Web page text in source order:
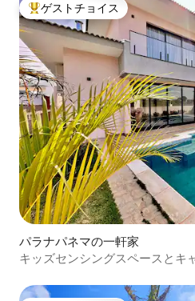
大好評のゲストチョイスです。
ゲストチョイス
パラナパネマの一軒家
キッズセンシングスペースとキ